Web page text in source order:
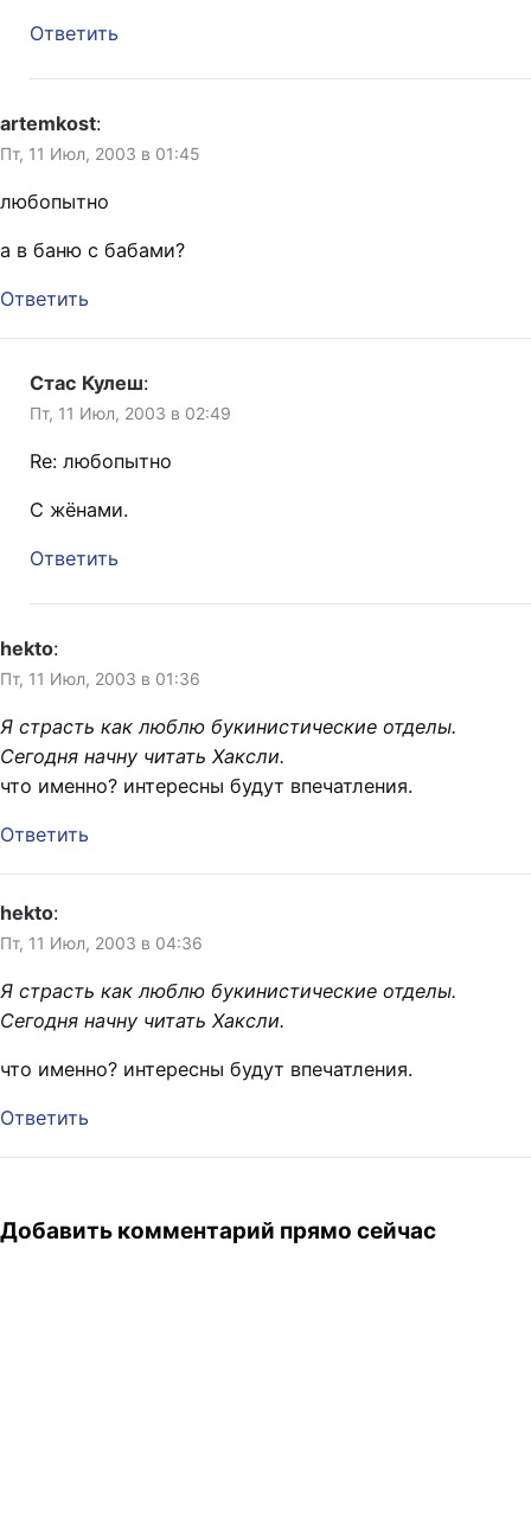
Ответить
artemkost:
Пт, 11 Июл, 2003 в 01:45
любопытно
а в баню с бабами?
Ответить
Стас Кулеш:
Пт, 11 Июл, 2003 в 02:49
Re: любопытно
C жёнами.
Ответить
hekto:
Пт, 11 Июл, 2003 в 01:36
Я страсть как люблю букинистические отделы.
Сегодня начну читать Хаксли.
что именно? интересны будут впечатления.
Ответить
hekto:
Пт, 11 Июл, 2003 в 04:36
Я страсть как люблю букинистические отделы.
Сегодня начну читать Хаксли.
что именно? интересны будут впечатления.
Ответить
Добавить комментарий прямо сейчас